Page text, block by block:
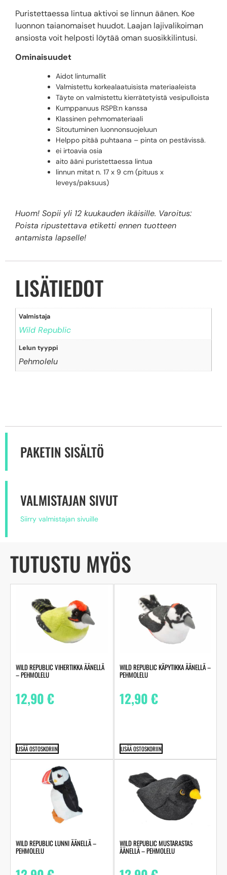
Puristettaessa lintua aktivoi se linnun äänen. Koe
luonnon taianomaiset huudot. Laajan lajivalikoiman
ansiosta voit helposti löytää oman suosikkilintusi.
Ominaisuudet
Aidot lintumallit
Valmistettu korkealaatuisista materiaaleista
Täyte on valmistettu kierrätetyistä vesipulloista
Kumppanuus RSPB:n kanssa
Klassinen pehmomateriaali
Sitoutuminen luonnonsuojeluun
Helppo pitää puhtaana – pinta on pestävissä.
ei irtoavia osia
aito ääni puristettaessa lintua
linnun mitat n. 17 x 9 cm (pituus x
leveys/paksuus)
Huom! Sopii yli 12 kuukauden ikäisille. Varoitus:
Poista ripustettava etiketti ennen tuotteen
antamista lapselle!
LISÄTIEDOT
Valmistaja
Wild Republic
Lelun tyyppi
Pehmolelu
PAKETIN SISÄLTÖ
VALMISTAJAN SIVUT
Siirry valmistajan sivuille
TUTUSTU MYÖS
WILD REPUBLIC VIHERTIKKA ÄÄNELLÄ
– PEHMOLELU
12,90€
LISÄÄ OSTOSKORIIN
WILD REPUBLIC KÄPYTIKKA ÄÄNELLÄ –
PEHMOLELU
12,90€
LISÄÄ OSTOSKORIIN
WILD REPUBLIC LUNNI ÄÄNELLÄ –
PEHMOLELU
WILD REPUBLIC MUSTARASTAS
ÄÄNELLÄ – PEHMOLELU